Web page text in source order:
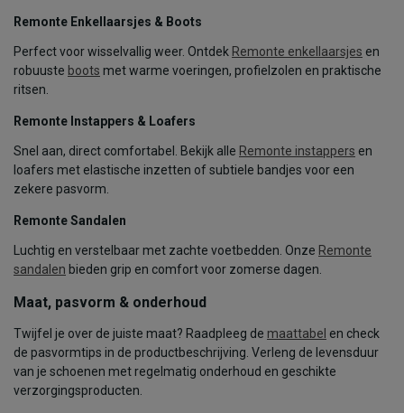
Remonte Enkellaarsjes & Boots
Perfect voor wisselvallig weer. Ontdek Remonte enkellaarsjes en
robuuste boots met warme voeringen, profielzolen en praktische
ritsen.
Remonte Instappers & Loafers
Snel aan, direct comfortabel. Bekijk alle Remonte instappers en
loafers met elastische inzetten of subtiele bandjes voor een
zekere pasvorm.
Remonte Sandalen
Luchtig en verstelbaar met zachte voetbedden. Onze Remonte
sandalen bieden grip en comfort voor zomerse dagen.
Maat, pasvorm & onderhoud
Twijfel je over de juiste maat? Raadpleeg de maattabel en check
de pasvormtips in de productbeschrijving. Verleng de levensduur
van je schoenen met regelmatig onderhoud en geschikte
verzorgingsproducten.